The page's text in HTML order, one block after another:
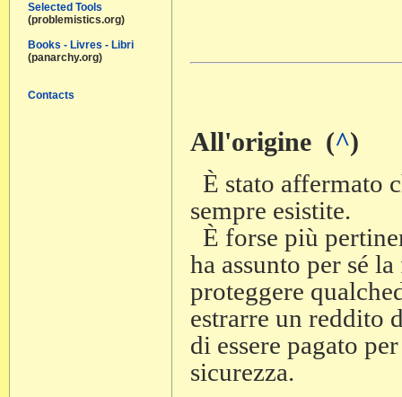
Selected Tools
(problemistics.org)
Books - Livres - Libri
(panarchy.org)
Contacts
All'origine (^)
È stato affermato
sempre esistite.
È forse più
ha assunto per sé
proteggere
estrarre un reddito
di essere pagato
sicurezza.